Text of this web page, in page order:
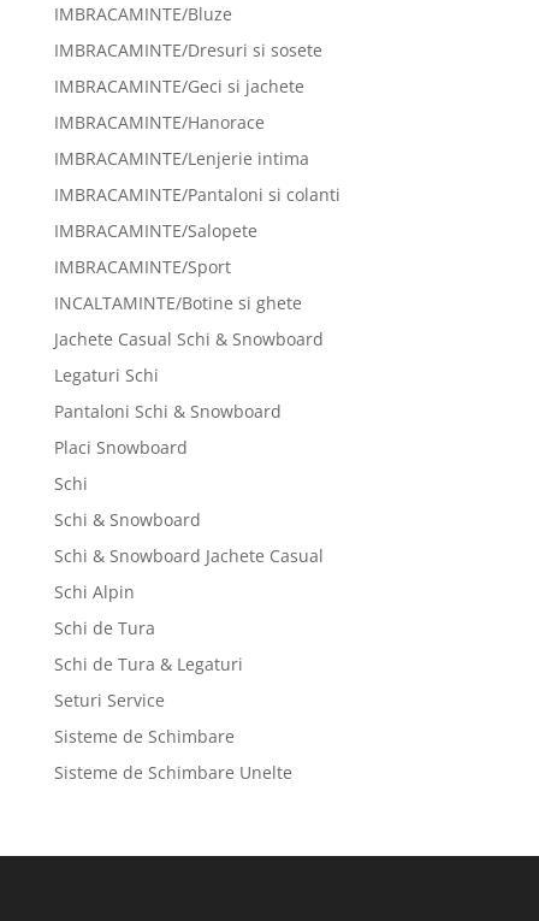
IMBRACAMINTE/Bluze
IMBRACAMINTE/Dresuri si sosete
IMBRACAMINTE/Geci si jachete
IMBRACAMINTE/Hanorace
IMBRACAMINTE/Lenjerie intima
IMBRACAMINTE/Pantaloni si colanti
IMBRACAMINTE/Salopete
IMBRACAMINTE/Sport
INCALTAMINTE/Botine si ghete
Jachete Casual Schi & Snowboard
Legaturi Schi
Pantaloni Schi & Snowboard
Placi Snowboard
Schi
Schi & Snowboard
Schi & Snowboard Jachete Casual
Schi Alpin
Schi de Tura
Schi de Tura & Legaturi
Seturi Service
Sisteme de Schimbare
Sisteme de Schimbare Unelte